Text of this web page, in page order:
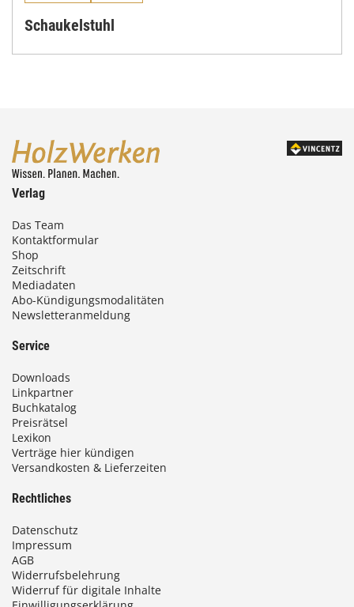
Schaukelstuhl
Verlag
Das Team
Kontaktformular
Shop
Zeitschrift
Mediadaten
Abo-Kündigungsmodalitäten
Newsletteranmeldung
Service
Downloads
Linkpartner
Buchkatalog
Preisrätsel
Lexikon
Verträge hier kündigen
Versandkosten & Lieferzeiten
Rechtliches
Datenschutz
Impressum
AGB
Widerrufsbelehrung
Widerruf für digitale Inhalte